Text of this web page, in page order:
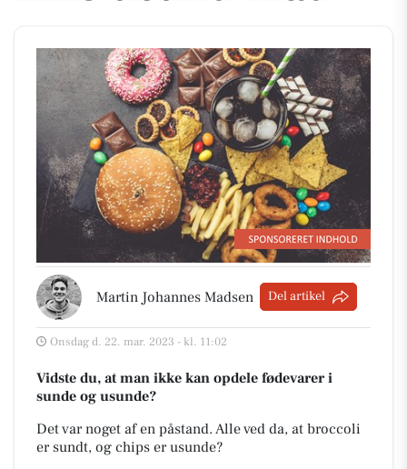
Martin Johannes Madsen Del artikel
Onsdag d. 22. mar. 2023 - kl. 11:02
Vidste du, at man ikke kan opdele fødevarer i
sunde og usunde?
Det var noget af en påstand. Alle ved da, at broccoli
er sundt, og chips er usunde?